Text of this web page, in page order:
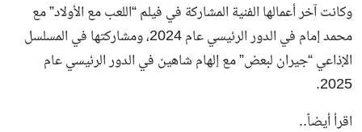
وكانت آخر أعمالها الفنية المشاركة في فيلم “اللعب مع الأولاد” مع
محمد إمام في الدور الرئيسي عام 2024، ومشاركتها في المسلسل
الإذاعي “جيران لبعض” مع إلهام شاهين في الدور الرئيسي عام
2025.
اقرأ أيضاً..